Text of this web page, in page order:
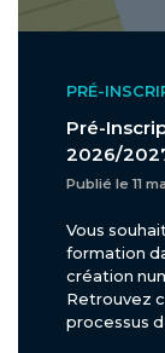
PRÉ-
Pré-
2026/
Publié le 11
Vous
formation
création
Retrouvez
processus